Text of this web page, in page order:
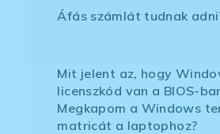
Áfás számlát tudnak
Mit jelent az, hogy
licenszkód van a BIOS-
Megkapom a Windows
matricát a laptophoz?